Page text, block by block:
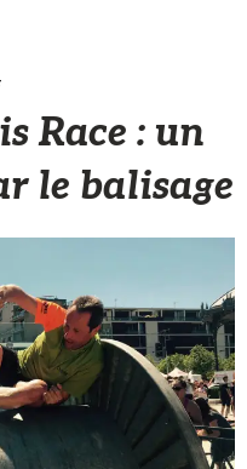
Race : un
le balisage